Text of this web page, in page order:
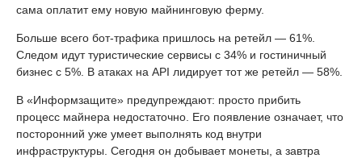
сама оплатит ему новую майнинговую ферму.
Больше всего бот-трафика пришлось на ретейл — 61%.
Следом идут туристические сервисы с 34% и гостиничный
бизнес с 5%. В атаках на API лидирует тот же ретейл — 58%.
В «Информзащите» предупреждают: просто прибить
процесс майнера недостаточно. Его появление означает, что
посторонний уже умеет выполнять код внутри
инфраструктуры. Сегодня он добывает монеты, а завтра